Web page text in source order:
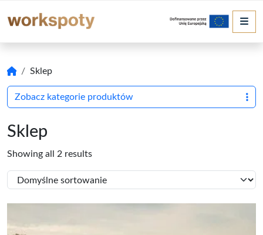
Sklep
Sklep
Showing all 2 results
Zobacz kategorie produktów